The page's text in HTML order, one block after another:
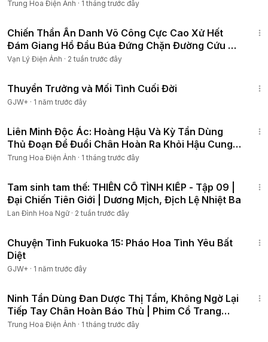
#mịnguyệttruyện #tônlệ #mọtphimhay
#phimbotrungquoc #phimlồngtiếng #phimbo2025
#phimhay #phimhaucung #phimcungdau #phimcotrang
#phimtinhcam #phimngontinh
Trung Hoa Điện Ảnh · 1 tháng trước đây
Chiến Thần Ẩn Danh Võ Công Cực Cao Xử Hết
Đám Giang Hồ Đầu Búa Đứng Chặn Đường Cứu Mỹ
Nhân
Vạn Lý Điện Ảnh · 2 tuần trước đây
Thuyền Trưởng và Mối Tình Cuối Đời
GJW+ · 1 năm trước đây
Liên Minh Độc Ác: Hoàng Hậu Và Kỳ Tần Dùng
Thủ Đoạn Để Đuổi Chân Hoàn Ra Khỏi Hậu Cung
#phim4k
Trung Hoa Điện Ảnh · 1 tháng trước đây
Tam sinh tam thế: THIÊN CỔ TÌNH KIẾP - Tập 09 |
Đại Chiến Tiên Giới | Dương Mịch, Địch Lệ Nhiệt Ba
Lan Đình Hoa Ngữ· 2 tuần trước đây
Chuyện Tình Fukuoka 15: Pháo Hoa Tình Yêu Bất
Diệt
GJW+ · 1 năm trước đây
Ninh Tần Dùng Đan Dược Thị Tẩm, Không Ngờ Lại
Tiếp Tay Chân Hoàn Báo Thù | Phim Cổ Trang
Trung.Quốc
Trung Hoa Điện Ảnh · 1 tháng trước đây